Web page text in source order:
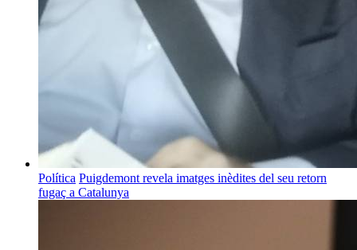
Política Puigdemont revela imatges inèdites del seu retorn
fugaç a Catalunya